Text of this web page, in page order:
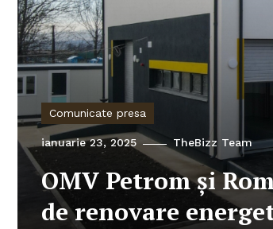
Comunicate presa
ianuarie 23, 2025 TheBizz Team
OMV Petrom și
de renovare